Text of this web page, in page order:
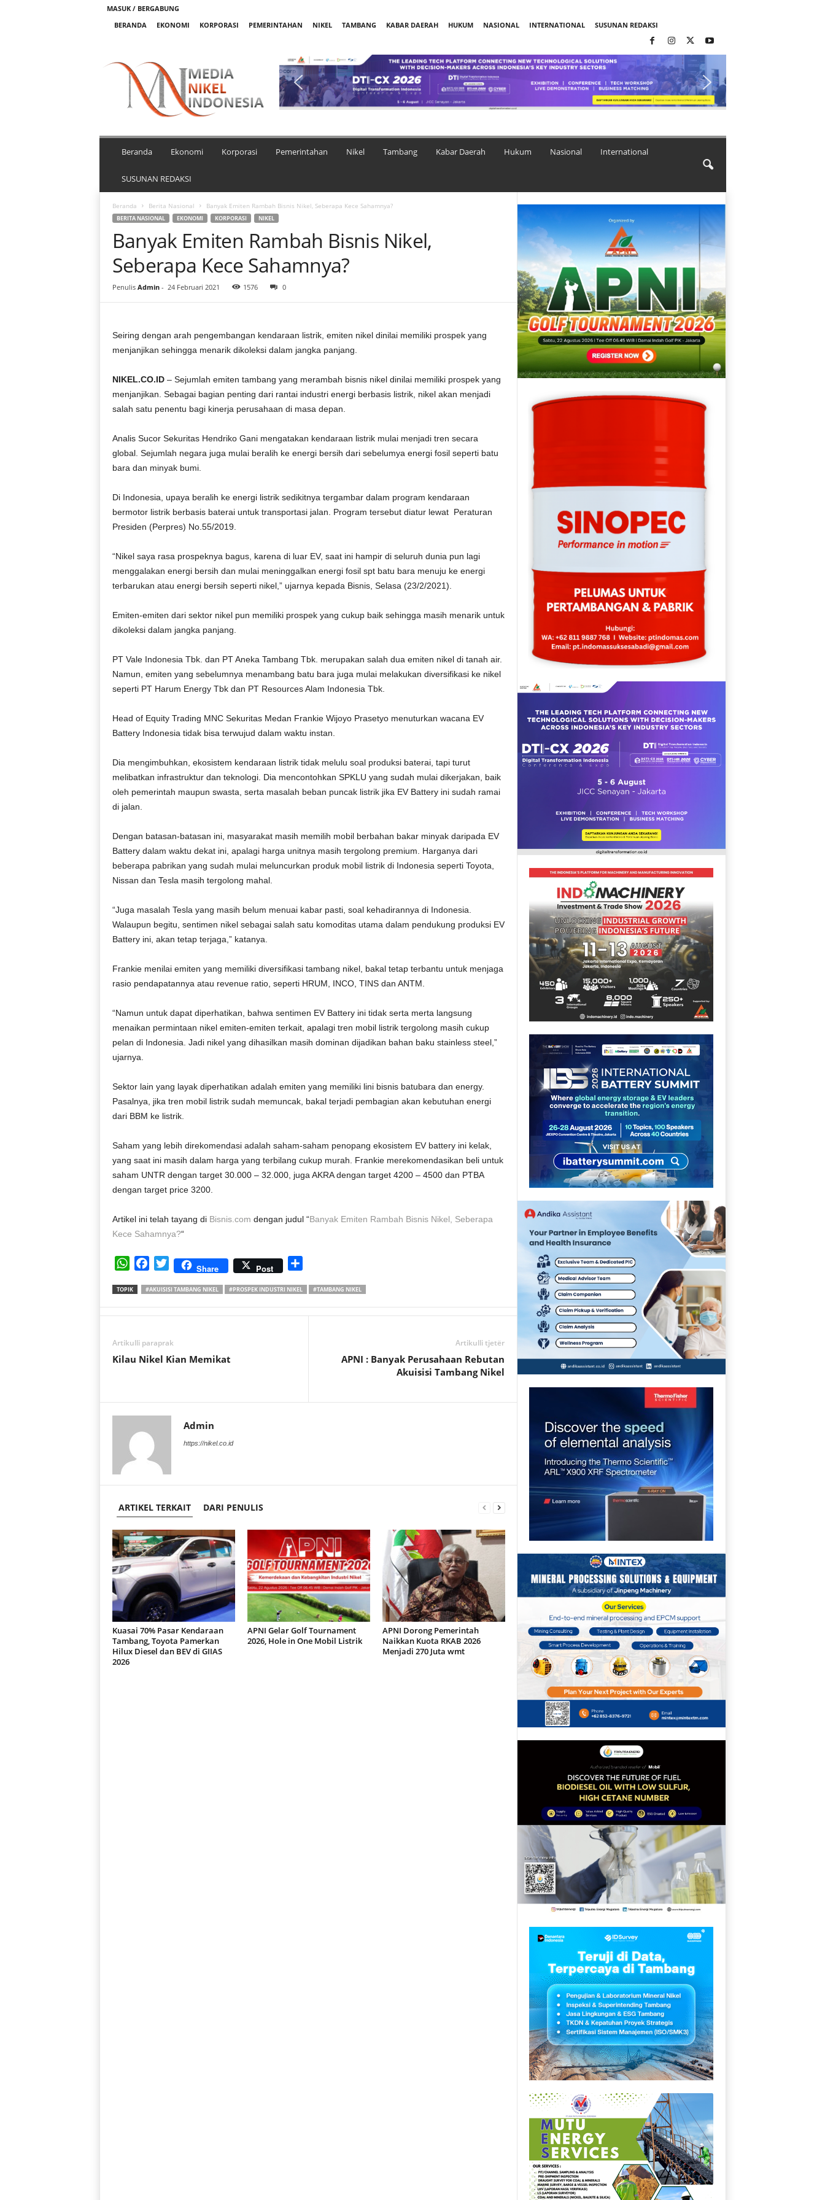
MASUK / BERGABUNG
BERANDA
EKONOMI KORPORASI PEMERINTAHAN NIKEL TAMBANG KABAR DAERAH HUKUM NASIONAL INTERNATIONAL SUSUNAN REDAKSI
i
Beranda Ekonomi Korporasi Pemerintahan Nikel Tambang Kabar Daerah Hukum Nasional International
SUSUNAN REDAKSI
Beranda Berita Nasional Banyak Emiten Rambah Bisnis Nikel, Seberapa Kece Sahamnya?
BERITA NASIONAL EKONOMI KORPORASI NIKEL
Banyak Emiten Rambah Bisnis Nikel,
Seberapa Kece Sahamnya?
Penulis Admin- 24 Februari 2021 1576 0
Seiring dengan arah pengembangan kendaraan listrik, emiten nikel dinilai memiliki prospek yang
menjanjikan sehingga menarik dikoleksi dalam jangka panjang.
NIKEL.CO.ID– Sejumlah emiten tambang yang merambah bisnis nikel dinilai memiliki prospek yang
menjanjikan. Sebagai bagian penting dari rantai industri energi berbasis listrik, nikel akan menjadi
salah satu penentu bagi kinerja perusahaan di masa depan.
Analis Sucor Sekuritas Hendriko Gani mengatakan kendaraan listrik mulai menjadi tren secara
global. Sejumlah negara juga mulai beralih ke energi bersih dari sebelumya energi fosil seperti batu
bara dan minyak bumi.
Di Indonesia, upaya beralih ke energi listrik sedikitnya tergambar dalam program kendaraan
bermotor listrik berbasis baterai untuk transportasi jalan. Program tersebut diatur lewat Peraturan
Presiden (Perpres) No.55/2019.
“Nikel saya rasa prospeknya bagus, karena di luar EV, saat ini hampir di seluruh dunia pun lagi
menggalakan energi bersih dan mulai meninggalkan energi fosil spt batu bara menuju ke energi
terbarukan atau energi bersih seperti nikel,” ujarnya kepada Bisnis, Selasa (23/2/2021).
Emiten-emiten dari sektor nikel pun memiliki prospek yang cukup baik sehingga masih menarik untuk
dikoleksi dalam jangka panjang.
PT Vale Indonesia Tbk. dan PT Aneka Tambang Tbk. merupakan salah dua emiten nikel di tanah air.
Namun, emiten yang sebelumnya menambang batu bara juga mulai melakukan diversifikasi ke nikel
seperti PT Harum Energy Tbk dan PT Resources Alam Indonesia Tbk.
Head of Equity Trading MNC Sekuritas Medan Frankie Wijoyo Prasetyo menuturkan wacana EV
Battery Indonesia tidak bisa terwujud dalam waktu instan.
Dia mengimbuhkan, ekosistem kendaraan listrik tidak melulu soal produksi baterai, tapi turut
melibatkan infrastruktur dan teknologi. Dia mencontohkan SPKLU yang sudah mulai dikerjakan, baik
oleh pemerintah maupun swasta, serta masalah beban puncak listrik jika EV Battery ini sudah ramai
di jalan.
Dengan batasan-batasan ini, masyarakat masih memilih mobil berbahan bakar minyak daripada EV
Battery dalam waktu dekat ini, apalagi harga unitnya masih tergolong premium. Harganya dari
beberapa pabrikan yang sudah mulai meluncurkan produk mobil listrik di Indonesia seperti Toyota,
Nissan dan Tesla masih tergolong mahal.
“Juga masalah Tesla yang masih belum menuai kabar pasti, soal kehadirannya di Indonesia.
Walaupun begitu, sentimen nikel sebagai salah satu komoditas utama dalam pendukung produksi EV
Battery ini, akan tetap terjaga,” katanya.
Frankie menilai emiten yang memiliki diversifikasi tambang nikel, bakal tetap terbantu untuk menjaga
rasio pendapatannya atau revenue ratio, seperti HRUM, INCO, TINS dan ANTM.
“Namun untuk dapat diperhatikan, bahwa sentimen EV Battery ini tidak serta merta langsung
menaikan permintaan nikel emiten-emiten terkait, apalagi tren mobil listrik tergolong masih cukup
pelan di Indonesia. Jadi nikel yang dihasilkan masih dominan dijadikan bahan baku stainless steel,”
ujarnya.
Sektor lain yang layak diperhatikan adalah emiten yang memiliki lini bisnis batubara dan energy.
Pasalnya, jika tren mobil listrik sudah memuncak, bakal terjadi pembagian akan kebutuhan energi
dari BBM ke listrik.
Saham yang lebih direkomendasi adalah saham-saham penopang ekosistem EV battery ini kelak,
yang saat ini masih dalam harga yang terbilang cukup murah. Frankie merekomendasikan beli untuk
saham UNTR dengan target 30.000 – 32.000, juga AKRA dengan target 4200 – 4500 dan PTBA
dengan target price 3200.
Artikel ini telah tayang di Bisnis.com dengan judul “Banyak Emiten Rambah Bisnis Nikel, Seberapa
Kece Sahamnya?“
W
a
t
p
c
e
k
T
i
t
Share Post
a
r
TOPIK #AKUISISI TAMBANG NIKEL #PROSPEK INDUSTRI NIKEL #TAMBANG NIKEL
Artikulli paraprak
Kilau Nikel Kian Memikat
Artikulli tjetër
APNI : Banyak Perusahaan Rebutan
Akuisisi Tambang Nikel
Admin
https://nikel.co.id
ARTIKEL TERKAIT DARI PENULIS
Kuasai 70% Pasar Kendaraan
Tambang, Toyota Pamerkan
Hilux Diesel dan BEV di GIIAS
2026
APNI Gelar Golf Tournament
2026, Hole in One Mobil Listrik
APNI Dorong Pemerintah
Naikkan Kuota RKAB 2026
Menjadi 270 Juta wmt